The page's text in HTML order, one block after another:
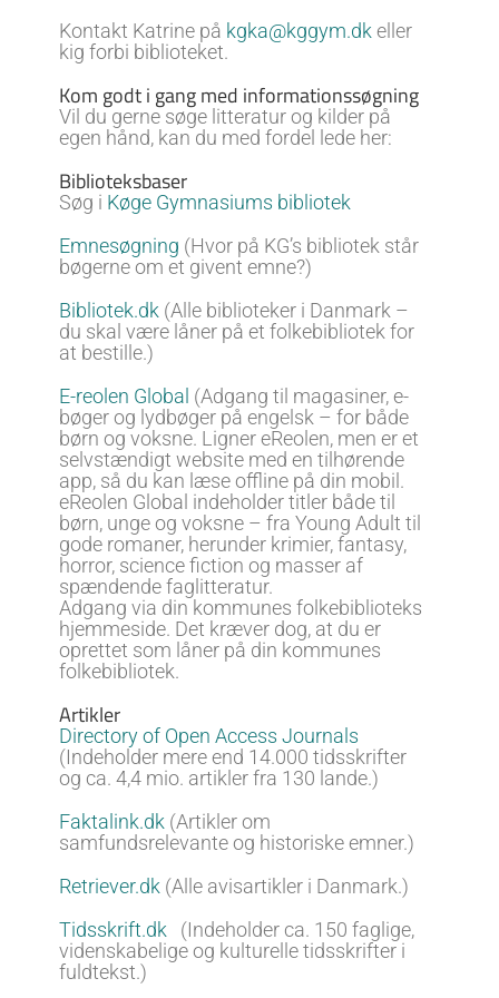
Kontakt Katrine på kgka@kggym.dk eller
kig forbi biblioteket.
Kom godt i gang med informationssøgning
Vil du gerne søge litteratur og kilder på
egen hånd, kan du med fordel lede her:
Biblioteksbaser
Søg i Køge Gymnasiums bibliotek
Emnesøgning (Hvor på KG’s bibliotek står
bøgerne om et givent emne?)
Bibliotek.dk (Alle biblioteker i Danmark –
du skal være låner på et folkebibliotek for
at bestille.)
E-reolen Global (Adgang til magasiner, e-
bøger og lydbøger på engelsk – for både
børn og voksne. Ligner eReolen, men er et
selvstændigt website med en tilhørende
app, så du kan læse offline på din mobil.
eReolen Global indeholder titler både til
børn, unge og voksne – fra Young Adult til
gode romaner, herunder krimier, fantasy,
horror, science fiction og masser af
spændende faglitteratur.
Adgang via din kommunes folkebiblioteks
hjemmeside. Det kræver dog, at du er
oprettet som låner på din kommunes
folkebibliotek.
Artikler
Directory of Open Access Journals
(Indeholder mere end 14.000 tidsskrifter
og ca. 4,4 mio. artikler fra 130 lande.)
Faktalink.dk (Artikler om
samfundsrelevante og historiske emner.)
Retriever.dk (Alle avisartikler i Danmark.)
Tidsskrift.dk (Indeholder ca. 150 faglige,
videnskabelige og kulturelle tidsskrifter i
fuldtekst.)